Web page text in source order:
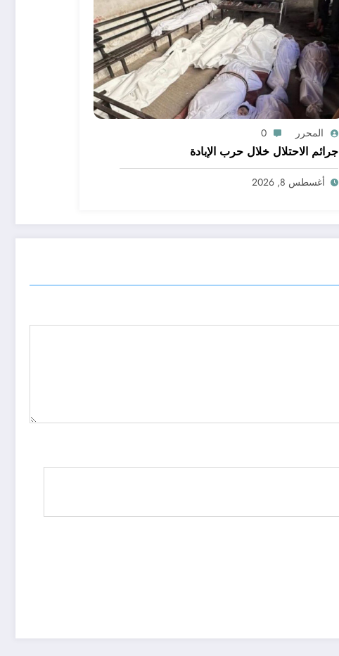
المحرر 0
جرائم الاحتلال خلال حرب الإبادة
أغسطس 8, 2026